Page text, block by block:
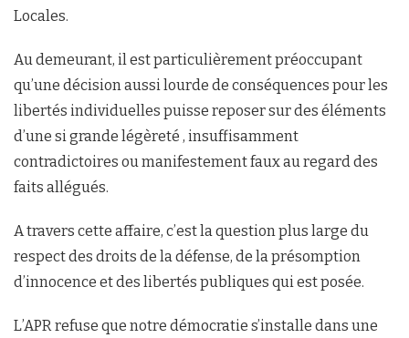
Locales.
Au demeurant, il est particulièrement préoccupant
qu’une décision aussi lourde de conséquences pour les
libertés individuelles puisse reposer sur des éléments
d’une si grande légèreté , insuffisamment
contradictoires ou manifestement faux au regard des
faits allégués.
A travers cette affaire, c’est la question plus large du
respect des droits de la défense, de la présomption
d’innocence et des libertés publiques qui est posée.
L’APR refuse que notre démocratie s’installe dans une